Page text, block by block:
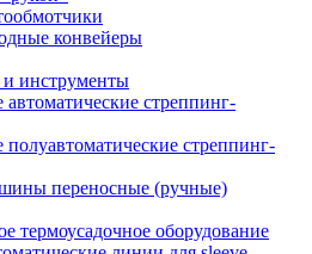
конвейеры
инструменты
стреппинг-
стреппинг-
переносные (ручные)
термоусадочное оборудование